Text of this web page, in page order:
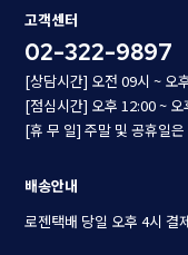
고객센터
02-322-9897
[상담시간] 오전 09시 ~ 오
[점심시간] 오후 12:00 ~ 오
[휴 무 일] 주말 및 공휴일
배송안내
로젠택배 당일 오후 4시 결